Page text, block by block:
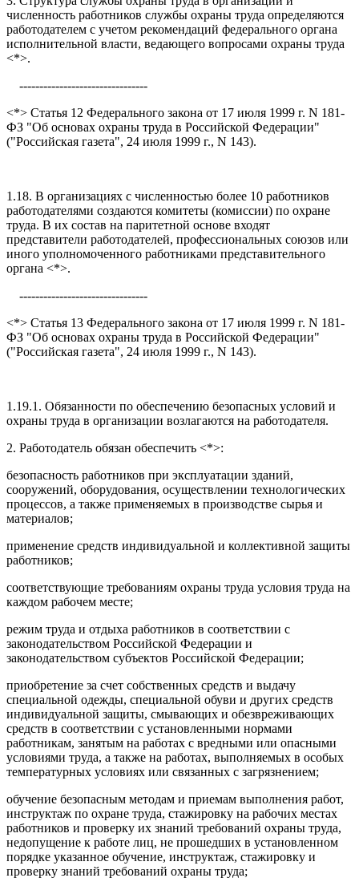
численность работников службы охраны труда определяются
работодателем с учетом рекомендаций федерального органа
исполнительной власти, ведающего вопросами охраны труда
<*>.
--------------------------------
<*> Статья 12 Федерального закона от 17 июля 1999 г. N 181-
ФЗ "Об основах охраны труда в Российской Федерации"
("Российская газета", 24 июля 1999 г., N 143).
1.18. В организациях с численностью более 10 работников
работодателями создаются комитеты (комиссии) по охране
труда. В их состав на паритетной основе входят
представители работодателей, профессиональных союзов или
иного уполномоченного работниками представительного
органа <*>.
--------------------------------
<*> Статья 13 Федерального закона от 17 июля 1999 г. N 181-
ФЗ "Об основах охраны труда в Российской Федерации"
("Российская газета", 24 июля 1999 г., N 143).
1.19.1. Обязанности по обеспечению безопасных условий и
охраны труда в организации возлагаются на работодателя.
2. Работодатель обязан обеспечить <*>:
безопасность работников при эксплуатации зданий,
сооружений, оборудования, осуществлении технологических
процессов, а также применяемых в производстве сырья и
материалов;
применение средств индивидуальной и коллективной защиты
работников;
соответствующие требованиям охраны труда условия труда на
каждом рабочем месте;
режим труда и отдыха работников в соответствии с
законодательством Российской Федерации и
законодательством субъектов Российской Федерации;
приобретение за счет собственных средств и выдачу
специальной одежды, специальной обуви и других средств
индивидуальной защиты, смывающих и обезвреживающих
средств в соответствии с установленными нормами
работникам, занятым на работах с вредными или опасными
условиями труда, а также на работах, выполняемых в особых
температурных условиях или связанных с загрязнением;
обучение безопасным методам и приемам выполнения работ,
инструктаж по охране труда, стажировку на рабочих местах
работников и проверку их знаний требований охраны труда,
недопущение к работе лиц, не прошедших в установленном
порядке указанное обучение, инструктаж, стажировку и
проверку знаний требований охраны труда;